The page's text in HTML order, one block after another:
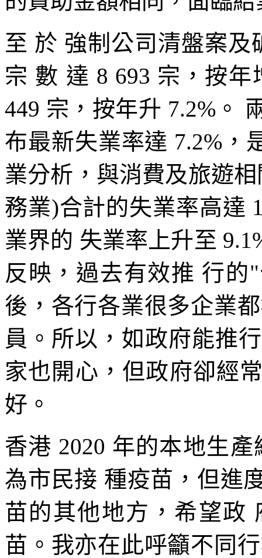
至 於 強制公司清盤案
宗 數 達 8 693 宗，按
449 宗，按年升 7.2%。
布最新失業率達 7.2%，
業分析，與消費及旅遊
務業)合計的失業率高達
業界的 失業率上升至
反映，過去有效推 行的
後，各行各業很多企業
員。所以，如政府能推
家也開心，但政府卻經
好。
香港 2020 年的本地生
為市民接 種疫苗，但進
苗的其他地方，希望政
苗。我亦在此呼籲不同